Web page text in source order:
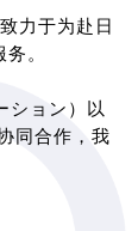
力于为赴日
。
ション）以
同合作，我